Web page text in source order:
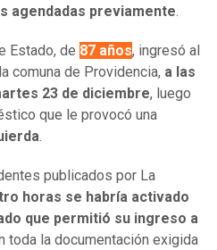
agendadas previamente.
Estado, de 87 años, ingresó al
comuna de Providencia, a las
23 de diciembre, luego
que le provocó una
.
publicados por La
horas se habría activado
que permitió su ingreso a
toda la documentación exigida